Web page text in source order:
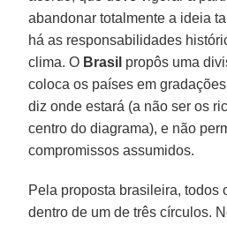
abandonar totalmente a ideia
há as responsabilidades
clima. O Brasil propôs uma
coloca os países em
diz onde estará (a não ser os
centro do diagrama), e não
compromissos assumidos.
Pela proposta brasileira, todos
dentro de um de três círculos.